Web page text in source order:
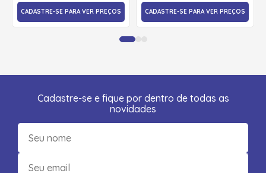
CADASTRE-SE PARA VER PREÇOS CADASTRE-SE PARA VER PREÇOS
Cadastre-se e fique por dentro de todas as
novidades